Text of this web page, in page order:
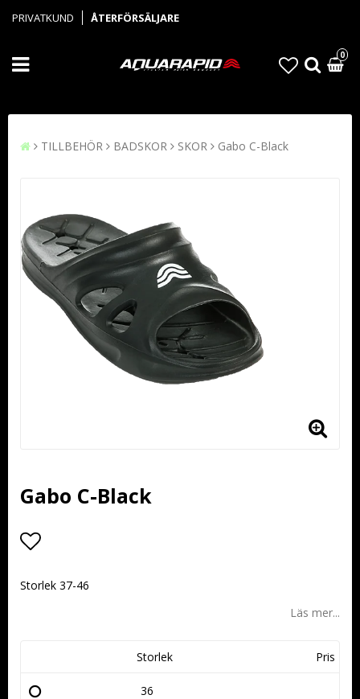
PRIVATKUND ÅTERFÖRSÄLJARE
0
TILLBEHÖR BADSKOR SKOR Gabo C-Black
Gabo C-Black
Storlek 37-46
Läs mer...
Storlek Pris
36